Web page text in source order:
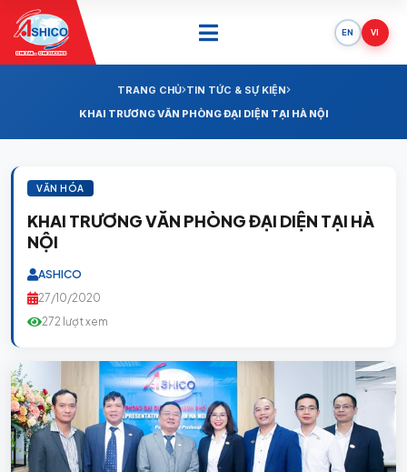
ONE SAIL - ONE SUCCESS
EN VI
TRANG CHỦ TIN TỨC & SỰ KIỆN
KHAI TRƯƠNG VĂN PHÒNG ĐẠI DIỆN TẠI HÀ NỘI
VĂN HÓA
KHAI TRƯƠNG VĂN PHÒNG ĐẠI DIỆN TẠI HÀ
NỘI
ASHICO
27/10/2020
272 lượt xem